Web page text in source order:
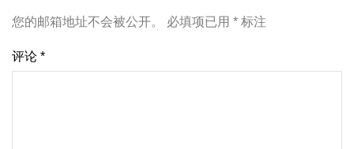
您的邮箱地址不会被公开。 必填项已用 * 标注
评论 *